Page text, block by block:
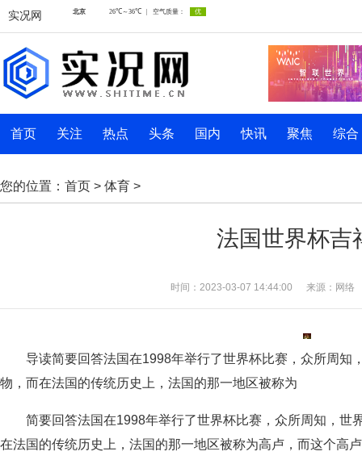
实况网
首页 关注 热点 头条 国内 快讯 聚焦 综合
您的位置： 首页 > 体育 >
法国世界杯吉
时间：2023-03-07 14:44:00 来源：网络
导读简要回答法国在1998年举行了世界杯比赛，众所周知
物，而在法国的传统历史上，法国的那一地区被称为
简要回答法国在1998年举行了世界杯比赛，众所周知，世
在法国的传统历史上，法国的那一地区被称为高卢，而这个高